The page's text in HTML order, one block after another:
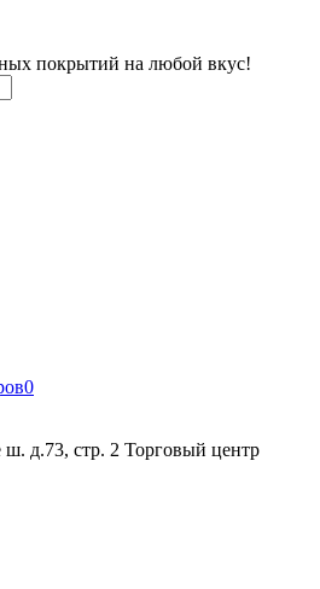
покрытий на любой вкус!
0
д.73, стр. 2 Торговый центр